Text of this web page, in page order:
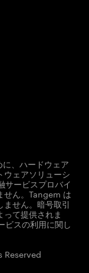
、ハードウェア
ウェアソリューシ
サービスプロバイ
せん。Tangem は
せん。暗号取引
て提供されま
ビスの利用に関し